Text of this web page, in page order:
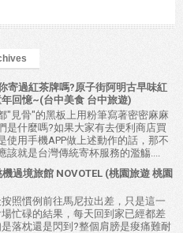
寄過紅茶牌嗎?原子街阿明古早味紅
回憶~(台中美食 台中旅遊)
"見骨"的黑板上用粉筆寫著密密麻麻
是什麼嗎?如果大家有去便利商店買
使用手機APP做上述動作的話，那不
就是台灣傳統寄杯服務的濫觴....
過境旅館 NOVOTEL (桃園旅遊 桃園
照慣例前往馬尼拉出差，只是這一
忙碌的結果，每天回到家已經都差
落枕還是閃到?整個肩膀是痠痛難耐